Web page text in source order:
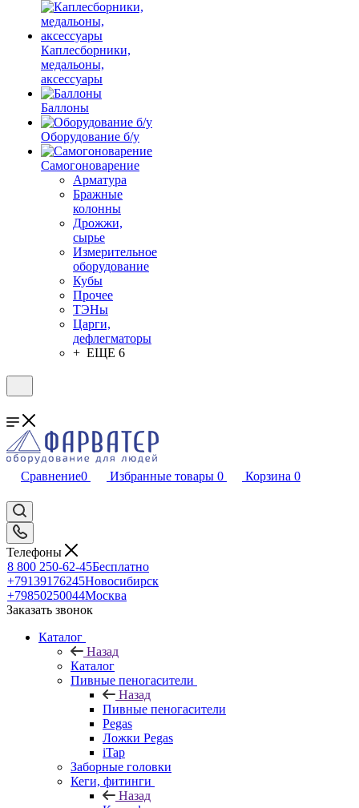
Каплесборники,
медальоны,
аксессуары
Баллоны
Оборудование б/у
Самогоноварение
Арматура
Бражные
колонны
Дрожжи,
сырье
Измерительное
оборудование
Кубы
Прочее
ТЭНы
Царги,
дефлегматоры
+ ЕЩЕ 6
Сравнение0 Избранные товары 0 Корзина 0
Телефоны
8 800 250-62-45Бесплатно
+79139176245Новосибирск
+79850250044Москва
Заказать звонок
Каталог
Назад
Каталог
Пивные пеногасители
Назад
Пивные пеногасители
Pegas
Ложки Pegas
iTap
Заборные головки
Кеги, фитинги
Назад